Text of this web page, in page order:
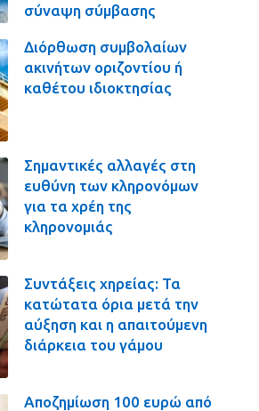
σύναψη σύμβασης
Διόρθωση συμβολαίων
ακινήτων οριζοντίου ή
καθέτου ιδιοκτησίας
Σημαντικές αλλαγές στη
ευθύνη των κληρονόμων
για τα χρέη της
κληρονομιάς
Συντάξεις χηρείας: Τα
κατώτατα όρια μετά την
αύξηση και η απαιτούμενη
διάρκεια του γάμου
Αποζημίωση 100 ευρώ από